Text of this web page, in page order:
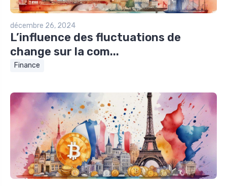
décembre 26, 2024
L’influence des fluctuations de
change sur la com...
Finance